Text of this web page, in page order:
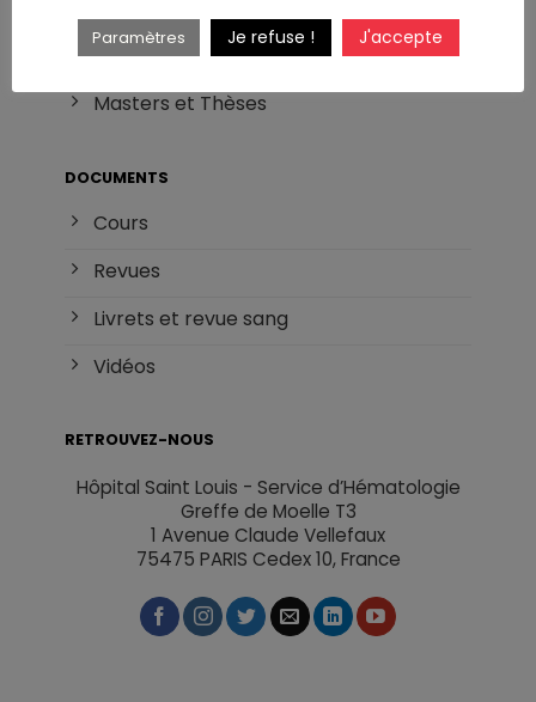
Liste des DU/DIU
Masters et Thèses
DOCUMENTS
Cours
Revues
Livrets et revue sang
Vidéos
RETROUVEZ-NOUS
Hôpital Saint Louis - Service d’Hématologie
Greffe de Moelle T3
1 Avenue Claude Vellefaux
75475 PARIS Cedex 10, France
Paramètres Je refuse ! J'accepte